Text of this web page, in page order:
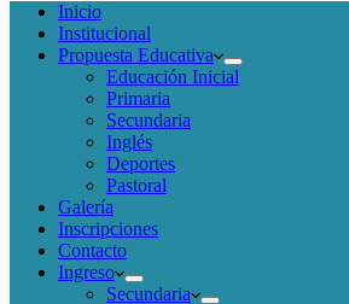
Inicio
Institucional
Propuesta Educativa
Educación Inicial
Primaria
Secundaria
Inglés
Deportes
Pastoral
Galería
Inscripciones
Contacto
Ingreso
Secundaria